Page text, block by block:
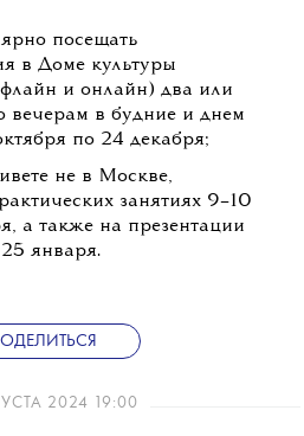
посещать
в Доме культуры
и онлайн) два или
вечерам в будние и днем
по 24 декабря;
не в Москве,
занятиях 9–10
а также на презентации
января.
2024 19:00